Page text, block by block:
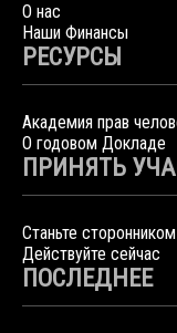
О нас
Наши Финансы
РЕСУРСЫ
Академия прав
О годовом Докладе
ПРИНЯТЬ
Станьте сторонником
Действуйте сейчас
ПОСЛЕДНЕЕ